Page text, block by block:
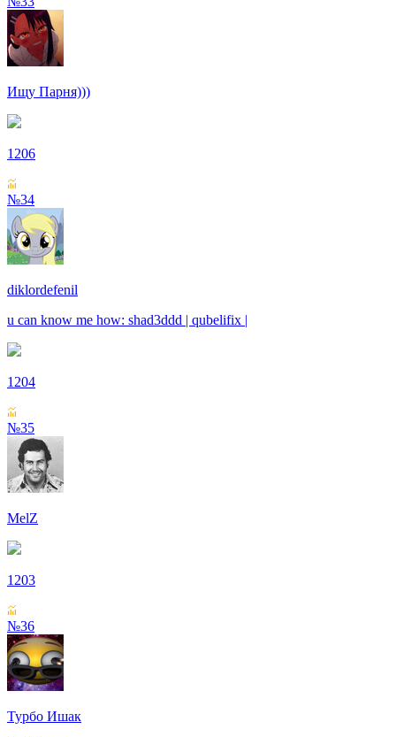
Ищу Парня)))
1206
№34
diklordefenil
u can know me how: shad3ddd | qubelifix |
1204
№35
MelZ
1203
№36
Турбо Ишак